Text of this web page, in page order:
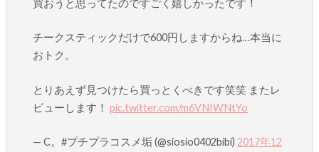
買おうと思ってたのですごく嬉しかったです！
チークスティックだけで600円しますからね…本当に
おトク。
とりあえず見つけたら買っとくべきです笑笑 またレ
ビューします！pic.twitter.com/m6VNIWNtYo
— C。#プチプラコスメ垢 (@siosio0402bibi)2017年12